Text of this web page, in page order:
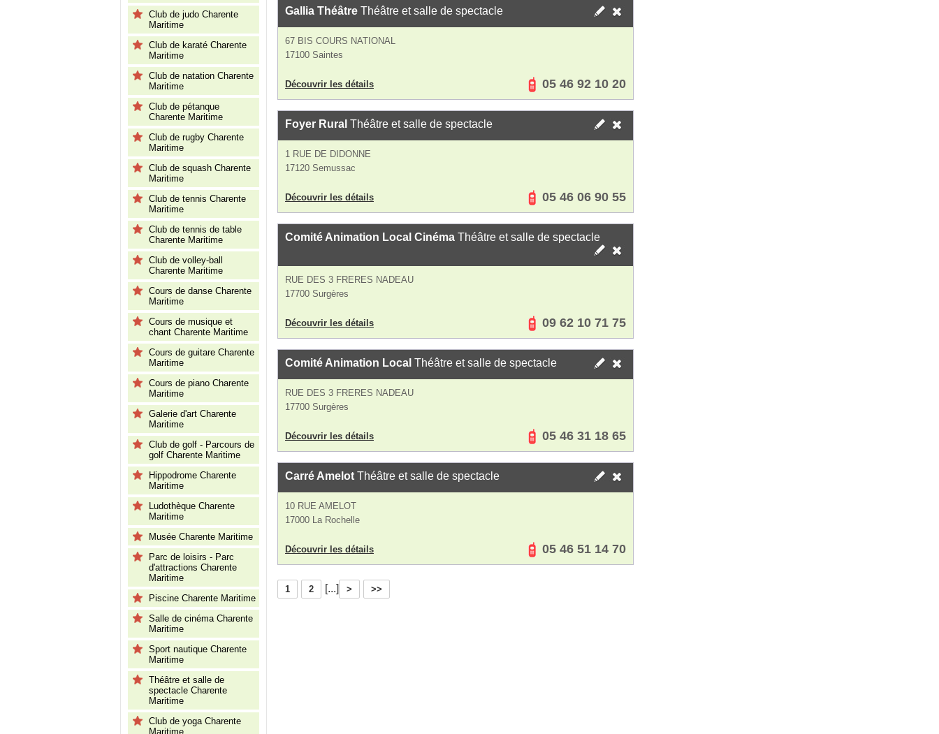
Club de judo Charente
Maritime
Club de karaté Charente
Maritime
Club de natation Charente
Maritime
Club de pétanque
Charente Maritime
Club de rugby Charente
Maritime
Club de squash Charente
Maritime
Club de tennis Charente
Maritime
Club de tennis de table
Charente Maritime
Club de volley-ball
Charente Maritime
Cours de danse Charente
Maritime
Cours de musique et
chant Charente Maritime
Cours de guitare Charente
Maritime
Cours de piano Charente
Maritime
Galerie d'art Charente
Maritime
Club de golf - Parcours de
golf Charente Maritime
Hippodrome Charente
Maritime
Ludothèque Charente
Maritime
Musée Charente Maritime
Parc de loisirs - Parc
d'attractions Charente
Maritime
Piscine Charente Maritime
Salle de cinéma Charente
Maritime
Sport nautique Charente
Maritime
Théâtre et salle de
spectacle Charente
Maritime
Club de yoga Charente
Maritime
Gallia Théâtre Théâtre et salle de spectacle
67 BIS COURS NATIONAL
17100 Saintes
Découvrir les détails 05 46 92 10 20
Foyer Rural Théâtre et salle de spectacle
1 RUE DE DIDONNE
17120 Semussac
Découvrir les détails 05 46 06 90 55
Comité Animation Local Cinéma Théâtre et salle de spectacle
RUE DES 3 FRERES NADEAU
17700 Surgères
Découvrir les détails 09 62 10 71 75
Comité Animation Local Théâtre et salle de spectacle
RUE DES 3 FRERES NADEAU
17700 Surgères
Découvrir les détails 05 46 31 18 65
Carré Amelot Théâtre et salle de spectacle
10 RUE AMELOT
17000 La Rochelle
Découvrir les détails 05 46 51 14 70
1 2 [...] > >>